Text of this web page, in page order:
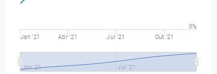
Jan '21 Abr '21 Jul '21 Out '21
Jan '21 Jul '21
0%